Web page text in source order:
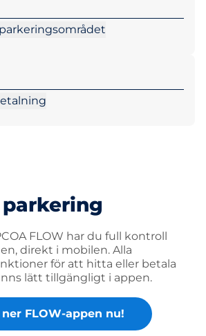
FLOW har du full kontroll
direkt i mobilen. Alla
för att hitta eller betala
lätt tillgängligt i appen.
FLOW-appen nu!